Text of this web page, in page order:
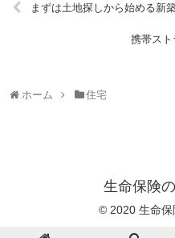
まずは土地探しから始める新
携帯ス
ホーム 住宅
生命保険
© 2020 生命保